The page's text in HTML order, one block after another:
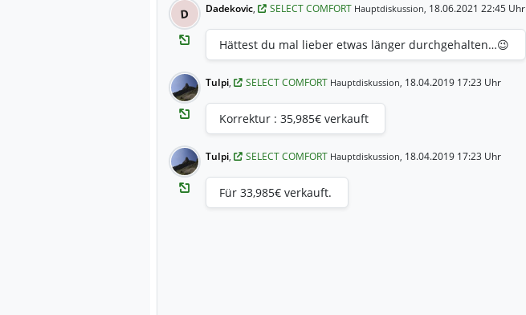
D Dadekovic, SELECT COMFORT Hauptdiskussion, 18.06.2021 22:45 Uhr
Hättest du mal lieber etwas länger durchgehalten…😉
TuIpi, SELECT COMFORT Hauptdiskussion, 18.04.2019 17:23 Uhr
Korrektur : 35,985€ verkauft
TuIpi, SELECT COMFORT Hauptdiskussion, 18.04.2019 17:23 Uhr
Für 33,985€ verkauft.